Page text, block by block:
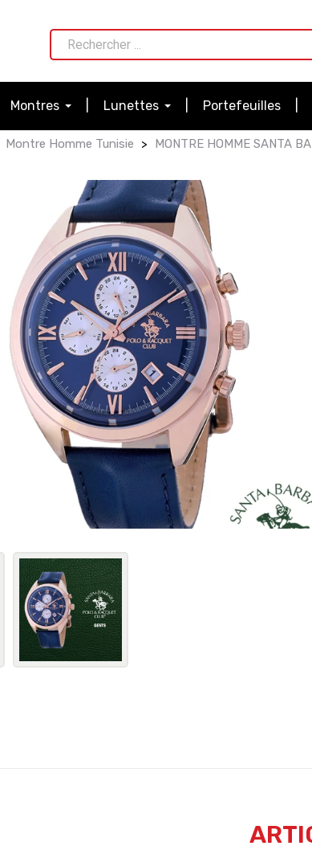
Montres Lunettes Portefeuilles
Montre Homme Tunisie MONTRE HOMME SANTA